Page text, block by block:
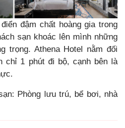
đậm chất hoàng gia trong
sạn khoác lên mình những
trọng. Athena Hotel nằm đối
chỉ 1 phút đi bộ, cạnh bên là
Phòng lưu trú, bể bơi, nhà